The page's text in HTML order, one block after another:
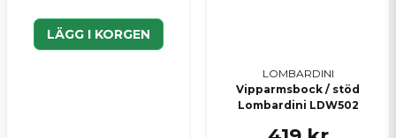
LÄGG I KORGEN
LOMBARDINI
Vipparmsbock / stöd
Lombardini LDW502